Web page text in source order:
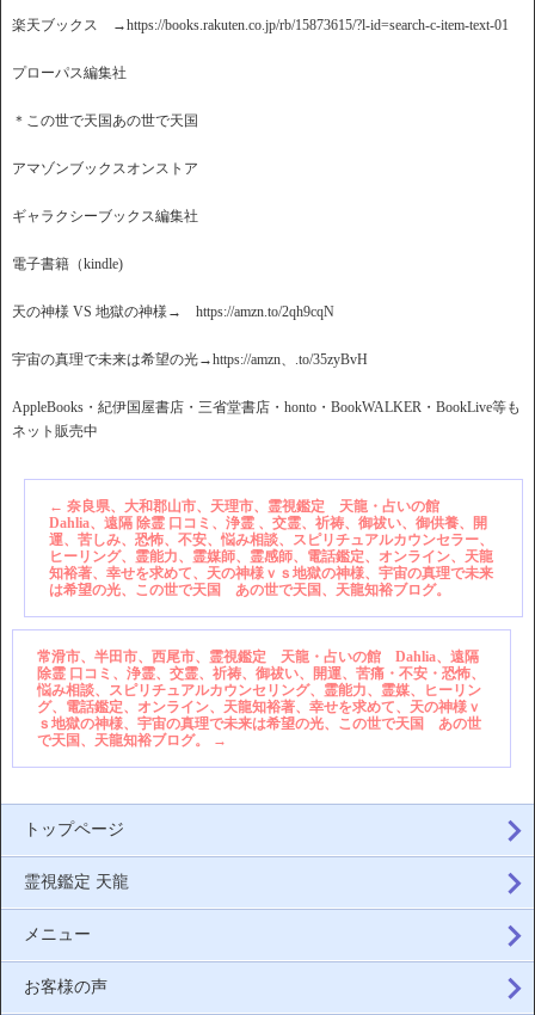
楽天ブックス →https://books.rakuten.co.jp/rb/15873615/?l-id=search-c-item-text-01
プローパス編集社
＊この世で天国あの世で天国
アマゾンブックスオンストア
ギャラクシーブックス編集社
電子書籍（kindle)
天の神様 VS 地獄の神様→ https://amzn.to/2qh9cqN
宇宙の真理で未来は希望の光→https://amzn、.to/35zyBvH
AppleBooks・紀伊国屋書店・三省堂書店・honto・BookWALKER・BookLive等も
ネット販売中
← 奈良県、大和郡山市、天理市、霊視鑑定 天龍・占いの館
Dahlia、遠隔 除霊 口コミ、浄霊 、交霊、祈祷、御祓い、御供養、開
運、苦しみ、恐怖、不安、悩み相談、スピリチュアルカウンセラー、
ヒーリング、霊能力、霊媒師、霊感師、電話鑑定、オンライン、天龍
知裕著、幸せを求めて、天の神様ｖｓ地獄の神様、宇宙の真理で未来
は希望の光、この世で天国 あの世で天国、天龍知裕ブログ。
常滑市、半田市、西尾市、霊視鑑定 天龍・占いの館 Dahlia、遠隔
除霊 口コミ、浄霊、交霊、祈祷、御祓い、開運、苦痛・不安・恐怖、
悩み相談、スピリチュアルカウンセリング、霊能力、霊媒、ヒーリン
グ、電話鑑定、オンライン、天龍知裕著、幸せを求めて、天の神様ｖ
ｓ地獄の神様、宇宙の真理で未来は希望の光、この世で天国 あの世
で天国、天龍知裕ブログ。
→
トップページ
霊視鑑定 天龍
メニュー
お客様の声